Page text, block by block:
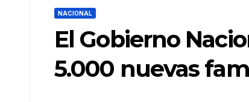
NACIONAL
El Gobierno
5.000 nuevas